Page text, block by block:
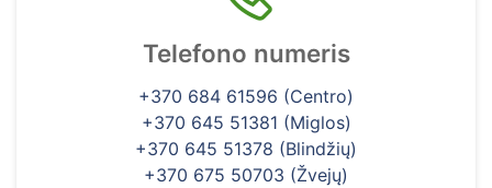
Telefono numeris
+370 684 61596 (Centro)
+370 645 51381 (Miglos)
+370 645 51378 (Blindžių)
+370 675 50703 (Žvejų)